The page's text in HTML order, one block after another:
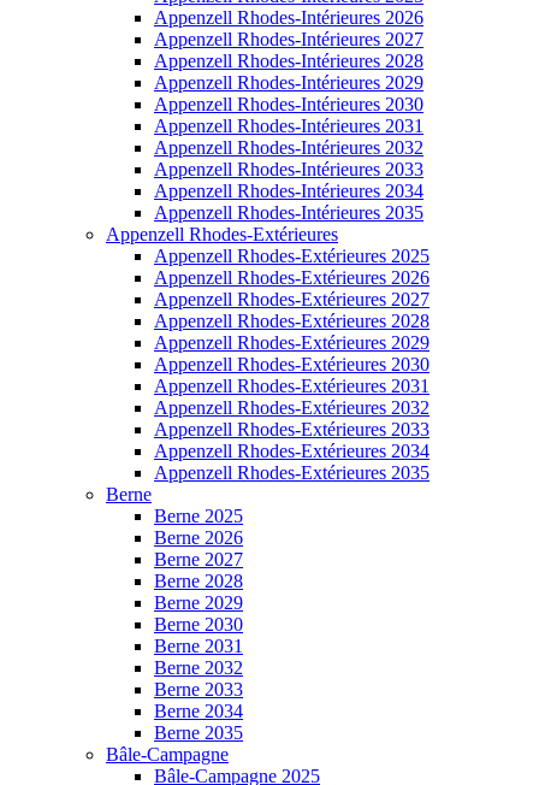
Appenzell Rhodes-Intérieures 2026
Appenzell Rhodes-Intérieures 2027
Appenzell Rhodes-Intérieures 2028
Appenzell Rhodes-Intérieures 2029
Appenzell Rhodes-Intérieures 2030
Appenzell Rhodes-Intérieures 2031
Appenzell Rhodes-Intérieures 2032
Appenzell Rhodes-Intérieures 2033
Appenzell Rhodes-Intérieures 2034
Appenzell Rhodes-Intérieures 2035
Appenzell Rhodes-Extérieures
Appenzell Rhodes-Extérieures 2025
Appenzell Rhodes-Extérieures 2026
Appenzell Rhodes-Extérieures 2027
Appenzell Rhodes-Extérieures 2028
Appenzell Rhodes-Extérieures 2029
Appenzell Rhodes-Extérieures 2030
Appenzell Rhodes-Extérieures 2031
Appenzell Rhodes-Extérieures 2032
Appenzell Rhodes-Extérieures 2033
Appenzell Rhodes-Extérieures 2034
Appenzell Rhodes-Extérieures 2035
Berne
Berne 2025
Berne 2026
Berne 2027
Berne 2028
Berne 2029
Berne 2030
Berne 2031
Berne 2032
Berne 2033
Berne 2034
Berne 2035
Bâle-Campagne
Bâle-Campagne 2025